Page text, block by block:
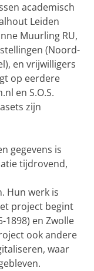
academisch
Leiden
Muurling RU,
(Noord-
en vrijwilligers
op eerdere
en S.O.S.
zijn
gegevens is
tijdrovend,
Hun werk is
project begint
1898) en Zwolle
ook andere
waar